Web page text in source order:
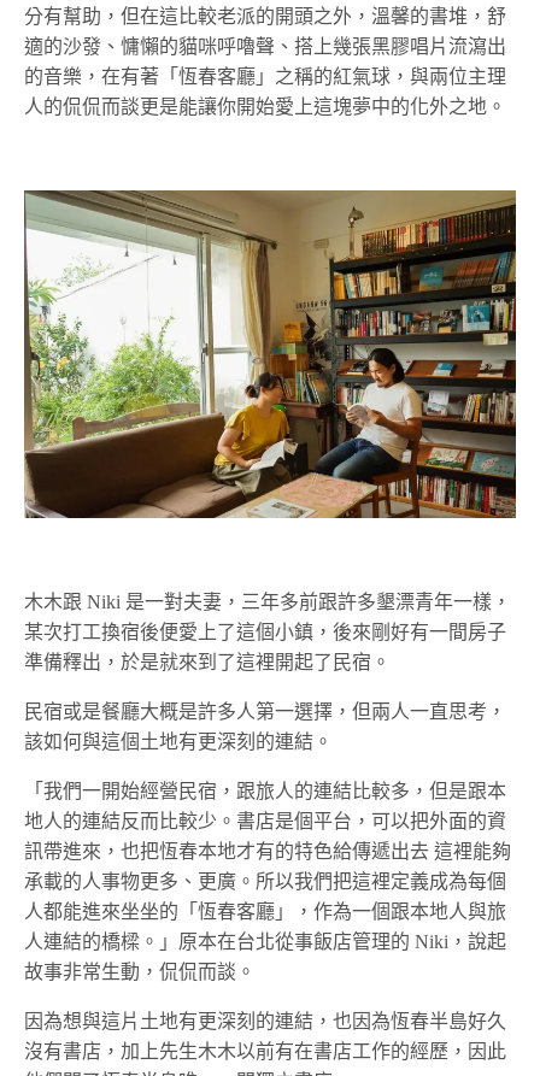
分有幫助，但在這比較老派的開頭之外，溫馨的書堆，舒
適的沙發、慵懶的貓咪呼嚕聲、搭上幾張黑膠唱片流瀉出
的音樂，在有著「恆春客廳」之稱的紅氣球，與兩位主理
人的侃侃而談更是能讓你開始愛上這塊夢中的化外之地。
木木跟 Niki 是一對夫妻，三年多前跟許多墾漂青年一樣，
某次打工換宿後便愛上了這個小鎮，後來剛好有一間房子
準備釋出，於是就來到了這裡開起了民宿。
民宿或是餐廳大概是許多人第一選擇，但兩人一直思考，
該如何與這個土地有更深刻的連結。
「我們一開始經營民宿，跟旅人的連結比較多，但是跟本
地人的連結反而比較少。書店是個平台，可以把外面的資
訊帶進來，也把恆春本地才有的特色給傳遞出去 這裡能夠
承載的人事物更多、更廣。所以我們把這裡定義成為每個
人都能進來坐坐的「恆春客廳」，作為一個跟本地人與旅
人連結的橋樑。」原本在台北從事飯店管理的 Niki，說起
故事非常生動，侃侃而談。
因為想與這片土地有更深刻的連結，也因為恆春半島好久
沒有書店，加上先生木木以前有在書店工作的經歷，因此